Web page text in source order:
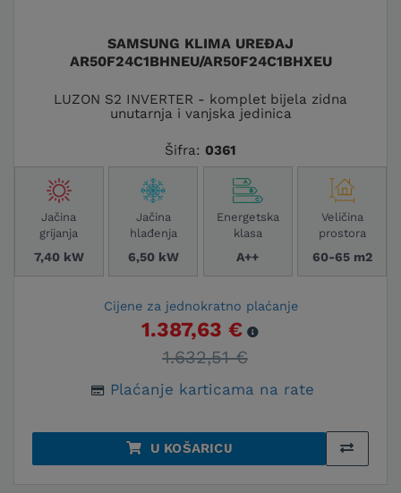
SAMSUNG KLIMA UREĐAJ
AR50F24C1BHNEU/AR50F24C1BHXEU
LUZON S2 INVERTER - komplet bijela zidna
unutarnja i vanjska jedinica
Šifra: 0361
Jačina
grijanja
7,40 kW
Jačina
hlađenja
6,50 kW
Energetska
klasa
A++
Veličina
prostora
60-65 m2
Cijene za jednokratno plaćanje
1.387,63 €
1.632,51 €
Plaćanje karticama na rate
U KOŠARICU